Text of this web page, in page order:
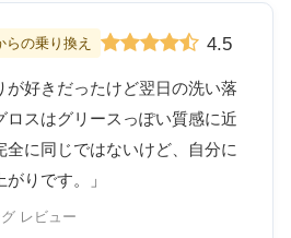
らの乗り換え 4.5
が好きだったけど翌日の洗い落
ロスはグリースっぽい質感に近
全に同じではないけど、自分に
りです。」
レビュー